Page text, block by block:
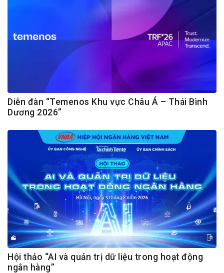
Diễn đàn “Temenos Khu vực Châu Á – Thái Bình
Dương 2026”
Hội thảo “AI và quản trị dữ liệu trong hoạt động
ngân hàng”